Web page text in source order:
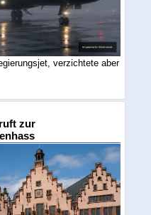
verzichtete aber
zur